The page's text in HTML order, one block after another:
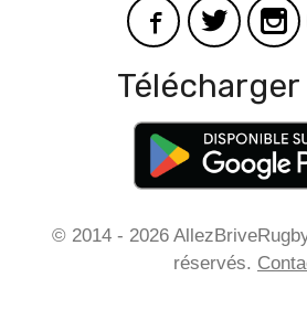
Télécharger
© 2014 - 2026
réservés.